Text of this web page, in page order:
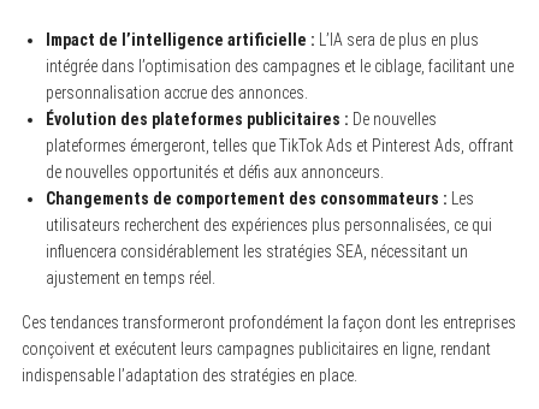
Impact de l’intelligence artificielle : L’IA sera de plus en plus
intégrée dans l’optimisation des campagnes et le ciblage, facilitant une
personnalisation accrue des annonces.
Évolution des plateformes publicitaires : De nouvelles
plateformes émergeront, telles que TikTok Ads et Pinterest Ads, offrant
de nouvelles opportunités et défis aux annonceurs.
Changements de comportement des consommateurs : Les
utilisateurs recherchent des expériences plus personnalisées, ce qui
influencera considérablement les stratégies SEA, nécessitant un
ajustement en temps réel.
Ces tendances transformeront profondément la façon dont les entreprises
conçoivent et exécutent leurs campagnes publicitaires en ligne, rendant
indispensable l’adaptation des stratégies en place.